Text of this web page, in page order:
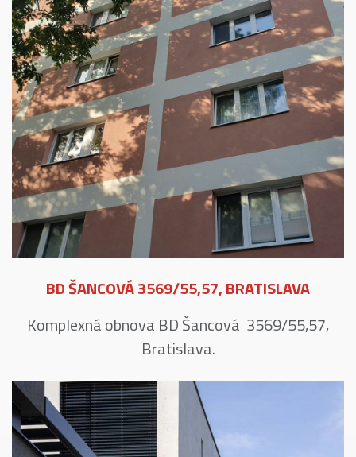
BD ŠANCOVÁ 3569/55,57, BRATISLAVA
Komplexná obnova BD Šancová 3569/55,57,
Bratislava.